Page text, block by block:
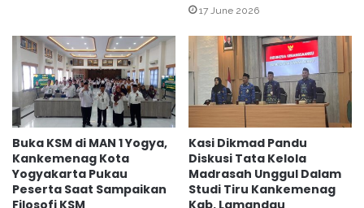
k
u
m
a
n
17 June 2026
Buka KSM di MAN 1 Yogya,
Kankemenag Kota
Yogyakarta Pukau
Peserta Saat Sampaikan
Kasi Dikmad Pandu
Diskusi Tata Kelola
Madrasah Unggul Dalam
Studi Tiru Kankemenag